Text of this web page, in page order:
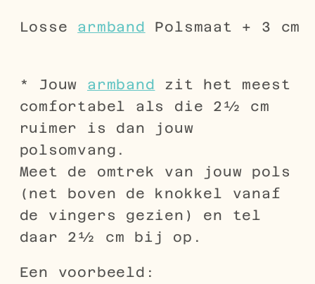
Losse armband Polsmaat + 3 cm
* Jouw armband zit het meest
comfortabel als die 2½ cm
ruimer is dan jouw
polsomvang.
Meet de omtrek van jouw pols
(net boven de knokkel vanaf
de vingers gezien) en tel
daar 2½ cm bij op.
Een voorbeeld: